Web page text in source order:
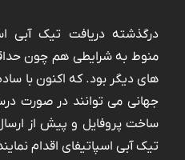
های دیگر بود. که اکنون با
جهانی می توانند در صورت
ساخت پروفایل و پیش از
تیک آبی اسپاتیفای اقدام